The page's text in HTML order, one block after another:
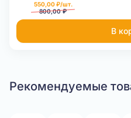
550,00 ₽/шт.
800,00 ₽
В
Рекомендуемые